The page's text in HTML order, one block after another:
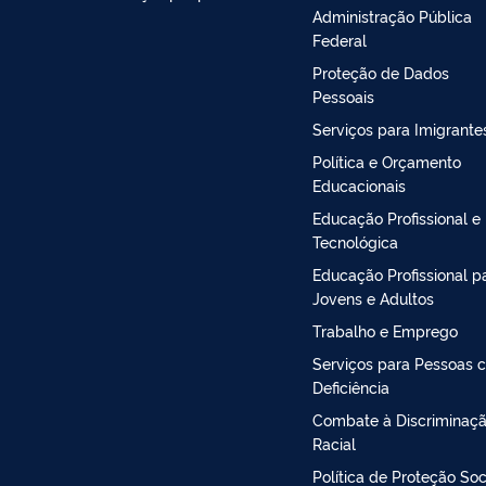
Administração Pública
Federal
Proteção de Dados
Pessoais
Serviços para
Política e Orçamento
Educacionais
Educação Profissional e
Tecnológica
Educação Profissional
Jovens e Adultos
Trabalho e Emprego
Serviços para Pessoas
Deficiência
Combate à
Racial
Política de Proteção